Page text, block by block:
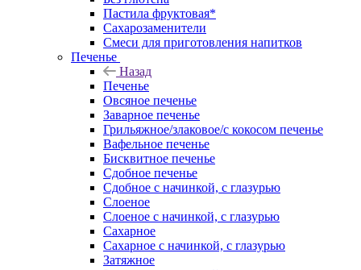
Пастила фруктовая*
Сахарозаменители
Смеси для приготовления напитков
Печенье
Назад
Печенье
Овсяное печенье
Заварное печенье
Грильяжное/злаковое/с кокосом печенье
Вафельное печенье
Бисквитное печенье
Сдобное печенье
Сдобное с начинкой, с глазурью
Слоеное
Слоеное с начинкой, с глазурью
Сахарное
Сахарное с начинкой, с глазурью
Затяжное